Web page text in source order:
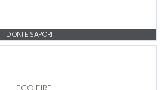
DONI E SAPORI